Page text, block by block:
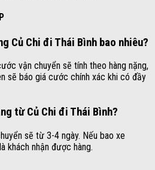
Củ Chi đi Thái Bình bao nhiêu?
vận chuyển sẽ tính theo hàng nặng,
sẽ báo giá cước chính xác khi có đầy
từ Củ Chi đi Thái Bình?
sẽ từ 3-4 ngày. Nếu bao xe
khách nhận được hàng.